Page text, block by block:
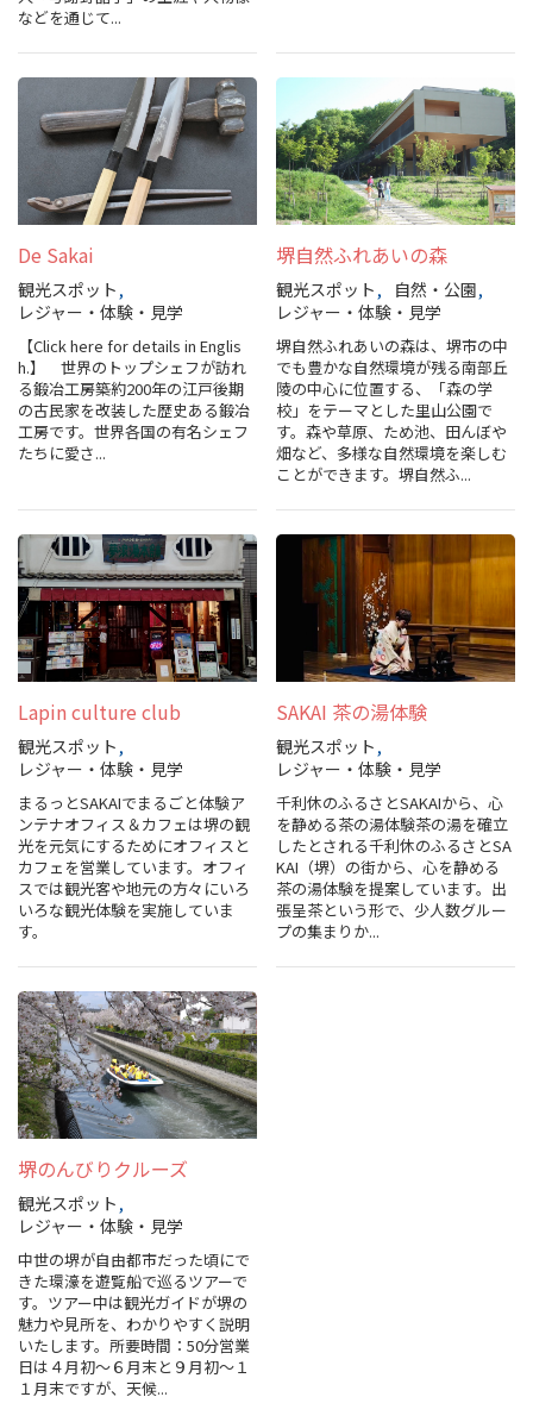
などを通じて...
De Sakai
観光スポット
レジャー・体験・見学
【Click here for details in Englis
h.】 世界のトップシェフが訪れ
る鍛冶工房築約200年の江戸後期
の古民家を改装した歴史ある鍛冶
工房です。世界各国の有名シェフ
たちに愛さ...
堺自然ふれあいの森
観光スポット
自然・公園
レジャー・体験・見学
堺自然ふれあいの森は、堺市の中
でも豊かな自然環境が残る南部丘
陵の中心に位置する、「森の学
校」をテーマとした里山公園で
す。森や草原、ため池、田んぼや
畑など、多様な自然環境を楽しむ
ことができます。堺自然ふ...
Lapin culture club
観光スポット
レジャー・体験・見学
まるっとSAKAIでまるごと体験ア
ンテナオフィス＆カフェは堺の観
光を元気にするためにオフィスと
カフェを営業しています。オフィ
スでは観光客や地元の方々にいろ
いろな観光体験を実施していま
す。
SAKAI 茶の湯体験
観光スポット
レジャー・体験・見学
千利休のふるさとSAKAIから、心
を静める茶の湯体験茶の湯を確立
したとされる千利休のふるさとSA
KAI（堺）の街から、心を静める
茶の湯体験を提案しています。出
張呈茶という形で、少人数グルー
プの集まりか...
堺のんびりクルーズ
観光スポット
レジャー・体験・見学
中世の堺が自由都市だった頃にで
きた環濠を遊覧船で巡るツアーで
す。ツアー中は観光ガイドが堺の
魅力や見所を、わかりやすく説明
いたします。所要時間：50分営業
日は４月初～６月末と９月初～１
１月末ですが、天候...